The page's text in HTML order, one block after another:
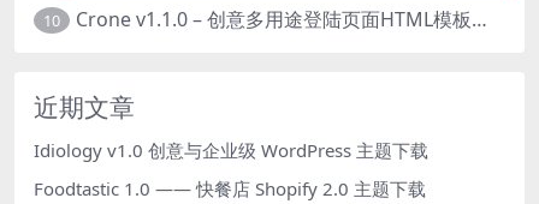
10 Crone v1.1.0 – 创意多用途登陆页面HTML模板下载
近期文章
Idiology v1.0 创意与企业级 WordPress 主题下载
Foodtastic 1.0 —— 快餐店 Shopify 2.0 主题下载